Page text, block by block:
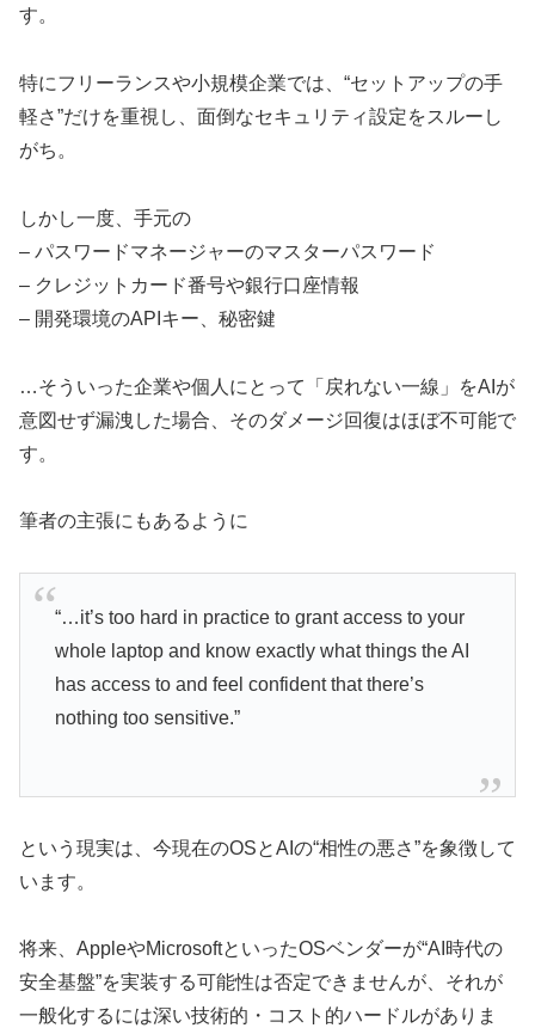
す。
特にフリーランスや小規模企業では、“セットアップの手
軽さ”だけを重視し、面倒なセキュリティ設定をスルーし
がち。
しかし一度、手元の
– パスワードマネージャーのマスターパスワード
– クレジットカード番号や銀行口座情報
– 開発環境のAPIキー、秘密鍵
…そういった企業や個人にとって「戻れない一線」をAIが
意図せず漏洩した場合、そのダメージ回復はほぼ不可能で
す。
筆者の主張にもあるように
“…it’s too hard in practice to grant access to your
whole laptop and know exactly what things the AI
has access to and feel confident that there’s
nothing too sensitive.”
という現実は、今現在のOSとAIの“相性の悪さ”を象徴して
います。
将来、AppleやMicrosoftといったOSベンダーが“AI時代の
安全基盤”を実装する可能性は否定できませんが、それが
一般化するには深い技術的・コスト的ハードルがありま